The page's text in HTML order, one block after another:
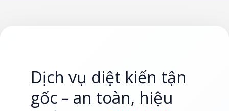
Dịch vụ diệt kiến tận
gốc – an toàn, hiệu